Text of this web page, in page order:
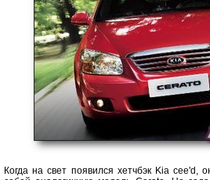
Когда на свет появился хетчбэк Kia cee'd,